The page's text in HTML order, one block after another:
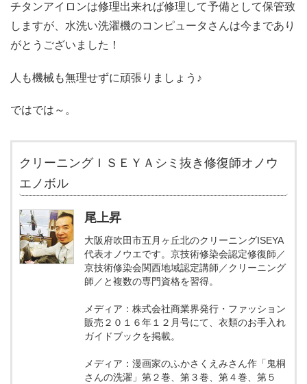
チタンアイロンは修理出来れば修理して予備として保管致
しますが、水洗い洗濯機のコンピュータさんは今まであり
がとうございました！
人も機械も無理せずに頑張りましょう♪
ではでは～。
クリーニングＩＳＥＹＡシミ抜き修復師オノウ
エノボル
尾上昇
大阪府吹田市五月ヶ丘北のクリーニングISEYA
代表オノウエです。京技術修染会認定修復師／
京技術修染会関西地域認定講師／クリーニング
師／と複数の専門資格を習得。
メディア：株式会社商業界発行・ファッション
販売２０１６年１２月号にて、衣類のお手入れ
ガイドブックを掲載。
メディア：漫画家のふかさくえみさん作「鬼桐
さんの洗濯」第２巻、第３巻、第４巻、第５